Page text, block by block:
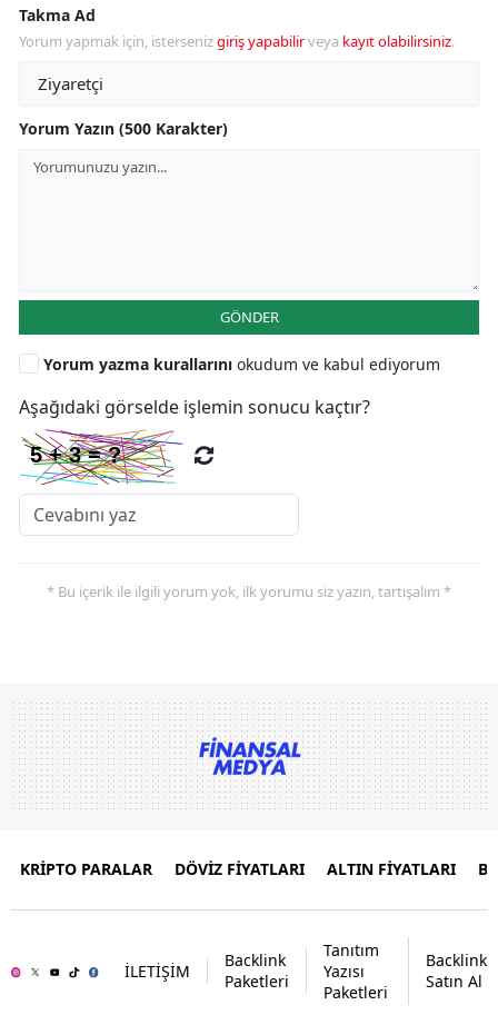
Takma Ad
Yorum yapmak için, istersenizgiriş yapabilirveya kayıt olabilirsiniz.
Yorum Yazın (500 Karakter)
GÖNDER
Yorum yazma kurallarını okudum ve kabul ediyorum
Aşağıdaki görselde işlemin sonucu kaçtır?
* Bu içerik ile ilgili yorum yok, ilk yorumu siz yazın, tartışalım *
KRİPTO PARALAR DÖVİZ FİYATLARI ALTIN FİYATLARI
İLETİŞİM
Backlink
Paketleri
Tanıtım
Yazısı
Paketleri
Backlink
Satın Al